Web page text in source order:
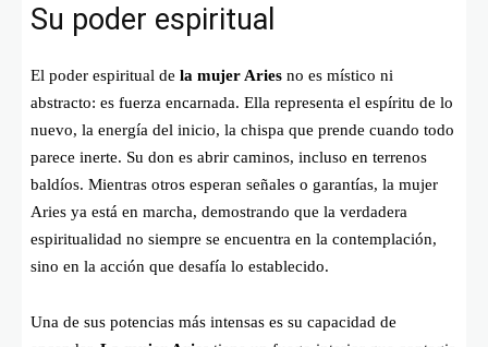
Su poder espiritual
El poder espiritual de la mujer Aries no es místico ni
abstracto: es fuerza encarnada. Ella representa el espíritu de lo
nuevo, la energía del inicio, la chispa que prende cuando todo
parece inerte. Su don es abrir caminos, incluso en terrenos
baldíos. Mientras otros esperan señales o garantías, la mujer
Aries ya está en marcha, demostrando que la verdadera
espiritualidad no siempre se encuentra en la contemplación,
sino en la acción que desafía lo establecido.
Una de sus potencias más intensas es su capacidad de